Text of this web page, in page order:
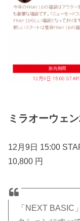
ミラオーウェ
12月9日 15:00
10,800 円
「NEXT BASIC